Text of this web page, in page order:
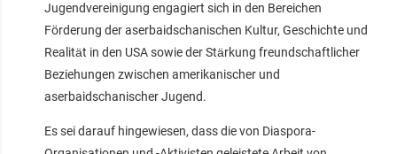
Jugendvereinigung engagiert sich in den Bereichen
Förderung der aserbaidschanischen Kultur, Geschichte und
Realität in den USA sowie der Stärkung freundschaftlicher
Beziehungen zwischen amerikanischer und
aserbaidschanischer Jugend.
Es sei darauf hingewiesen, dass die von Diaspora-